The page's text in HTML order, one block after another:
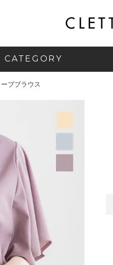
CATEGORY
ブブラウス